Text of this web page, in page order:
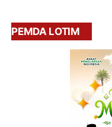
PEMDA LOTIM